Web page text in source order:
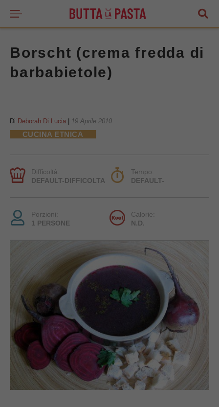
Borscht (crema fredda di
barbabietole)
Di Deborah Di Lucia 19 Aprile 2010
CUCINA ETNICA
Difficoltà:
DEFAULT-DIFFICOLTA
Tempo:
DEFAULT-
Porzioni:
1 PERSONE
Calorie:
N.D.